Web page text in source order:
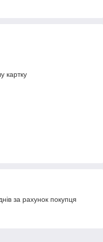
картку
за рахунок покупця